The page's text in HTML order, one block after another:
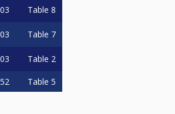
Table 8
Table 7
Table 2
Table 5